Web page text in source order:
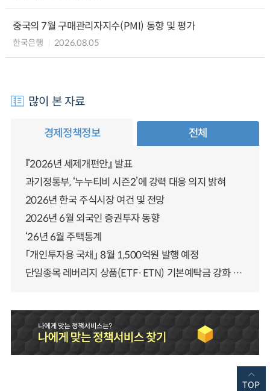
중국의 7월 구매관리자지수(PMI) 동향 및 평가
한국은행 2026.08.05
많이 본 자료
경제정책정보 전체
『2026년 세제개편안』 발표
과기정통부, ‘누누티비 시즌2’에 강력 대응 의지 밝혀
2026년 한국 주식시장 여건 및 전망
2026년 6월 외국인 증권투자 동향
‘26년 6월 주택통계
「개인투자용 국채」 8월 1,500억원 발행 예정
단일종목 레버리지 상품(ETF·ETN) 기본예탁금 강화 조기시행 방안 안내
TOP